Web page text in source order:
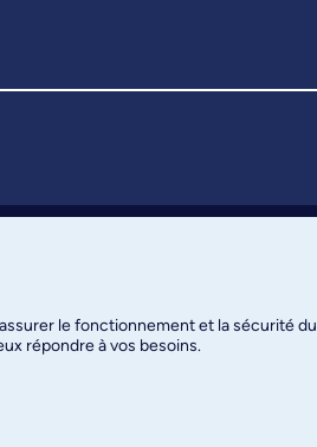
le fonctionnement et la sécurité du
répondre à vos besoins.